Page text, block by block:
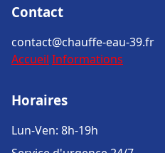
Contact
contact@chauffe-eau-39.fr
Accueil Informations
Horaires
Lun-Ven: 8h-19h